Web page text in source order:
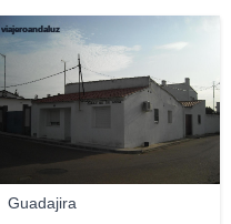
Guadajira
viajeroandaluz